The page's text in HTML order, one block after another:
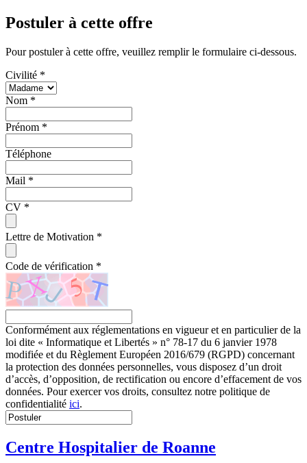
Postuler à cette offre
Pour postuler à cette offre, veuillez remplir le formulaire ci-dessous.
Civilité *
Nom *
Prénom *
Téléphone
Mail *
CV *
Lettre de Motivation *
Code de vérification *
Conformément aux réglementations en vigueur et en particulier de la
loi dite « Informatique et Libertés » n° 78-17 du 6 janvier 1978
modifiée et du Règlement Européen 2016/679 (RGPD) concernant
la protection des données personnelles, vous disposez d’un droit
d’accès, d’opposition, de rectification ou encore d’effacement de vos
données. Pour exercer vos droits, consultez notre politique de
confidentialité ici.
Centre Hospitalier de Roanne